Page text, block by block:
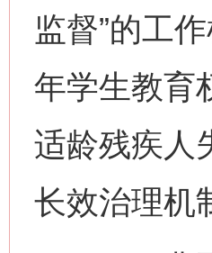
监督”的工
年学生教育
适龄残疾人
长效治理机